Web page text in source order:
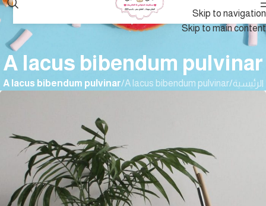
Skip to navigation
Skip to main content
A lacus bibendum pulvinar
الرئيسية/
A lacus bibendum pulvinar
/
A lacus bibendum pulvinar